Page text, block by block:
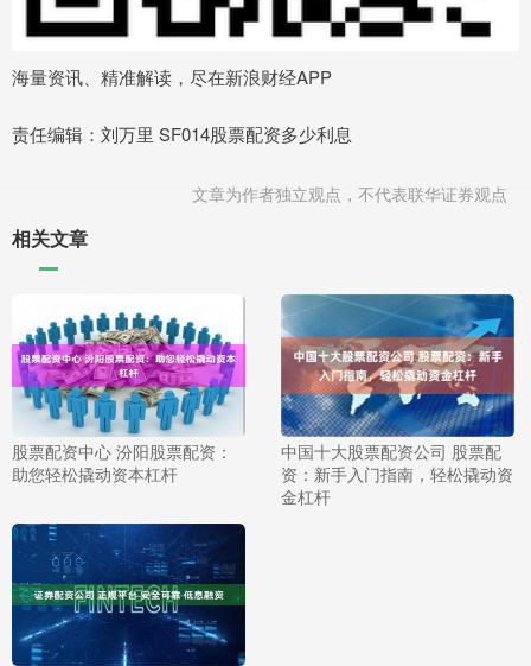
海量资讯、精准解读，尽在新浪财经APP
责任编辑：刘万里 SF014股票配资多少利息
文章为作者独立观点，不代表联华证券观点
相关文章
股票配资中心 汾阳股票配资：
助您轻松撬动资本杠杆
中国十大股票配资公司 股票配
资：新手入门指南，轻松撬动资
金杠杆